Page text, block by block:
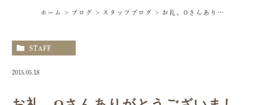
ホーム ブログ スタッフブログ お礼。Oさんありがとうございました‥
STAFF
2015.05.18